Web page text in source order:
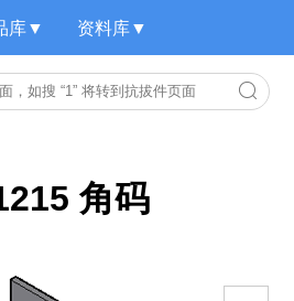
库▼ 资料库▼
角码